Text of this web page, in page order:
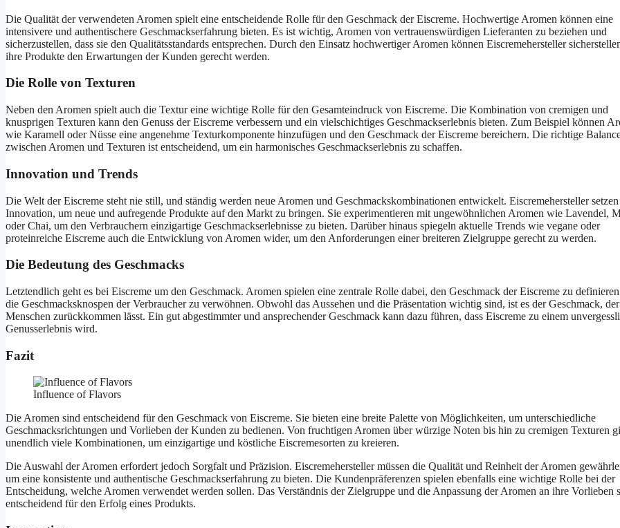
Die Qualität der verwendeten Aromen spielt eine entscheidende Rolle für den Geschmack der Eiscreme. Hochwertige Aromen können eine
intensivere und authentischere Geschmackserfahrung bieten. Es ist wichtig, Aromen von vertrauenswürdigen Lieferanten zu beziehen und
sicherzustellen, dass sie den Qualitätsstandards entsprechen. Durch den Einsatz hochwertiger Aromen können Eiscremehersteller
ihre Produkte den Erwartungen der Kunden gerecht werden.
Die Rolle von Texturen
Neben den Aromen spielt auch die Textur eine wichtige Rolle für den Gesamteindruck von Eiscreme. Die Kombination von cremigen und
knusprigen Texturen kann den Genuss der Eiscreme verbessern und ein vielschichtiges Geschmackserlebnis bieten. Zum Beispiel können
wie Karamell oder Nüsse eine angenehme Texturkomponente hinzufügen und den Geschmack der Eiscreme bereichern. Die richtige
zwischen Aromen und Texturen ist entscheidend, um ein harmonisches Geschmackserlebnis zu schaffen.
Innovation und Trends
Die Welt der Eiscreme steht nie still, und ständig werden neue Aromen und Geschmackskombinationen entwickelt. Eiscremehersteller
Innovation, um neue und aufregende Produkte auf den Markt zu bringen. Sie experimentieren mit ungewöhnlichen Aromen wie Lavendel,
oder Chai, um den Verbrauchern einzigartige Geschmackserlebnisse zu bieten. Darüber hinaus spiegeln aktuelle Trends wie vegane oder
proteinreiche Eiscreme auch die Entwicklung von Aromen wider, um den Anforderungen einer breiteren Zielgruppe gerecht zu werden.
Die Bedeutung des Geschmacks
Letztendlich geht es bei Eiscreme um den Geschmack. Aromen spielen eine zentrale Rolle dabei, den Geschmack der Eiscreme zu
die Geschmacksknospen der Verbraucher zu verwöhnen. Obwohl das Aussehen und die Präsentation wichtig sind, ist es der Geschmack,
Menschen zurückkommen lässt. Ein gut abgestimmter und ansprechender Geschmack kann dazu führen, dass Eiscreme zu einem
Genusserlebnis wird.
Fazit
Influence of Flavors
Die Aromen sind entscheidend für den Geschmack von Eiscreme. Sie bieten eine breite Palette von Möglichkeiten, um unterschiedliche
Geschmacksrichtungen und Vorlieben der Kunden zu bedienen. Von fruchtigen Aromen über würzige Noten bis hin zu cremigen Texturen
unendlich viele Kombinationen, um einzigartige und köstliche Eiscremesorten zu kreieren.
Die Auswahl der Aromen erfordert jedoch Sorgfalt und Präzision. Eiscremehersteller müssen die Qualität und Reinheit der Aromen
um eine konsistente und authentische Geschmackserfahrung zu bieten. Die Kundenpräferenzen spielen ebenfalls eine wichtige Rolle bei der
Entscheidung, welche Aromen verwendet werden sollen. Das Verständnis der Zielgruppe und die Anpassung der Aromen an ihre Vorlieben
entscheidend für den Erfolg eines Produkts.